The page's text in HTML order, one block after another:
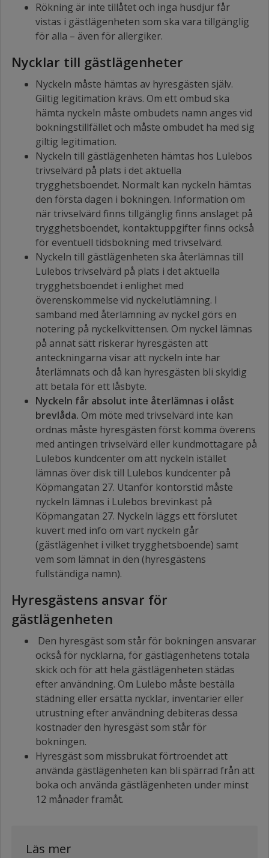
Rökning är inte tillåtet och inga husdjur får
vistas i gästlägenheten som ska vara tillgänglig
för alla – även för allergiker.
Nycklar till gästlägenheter
Nyckeln måste hämtas av hyresgästen själv.
Giltig legitimation krävs. Om ett ombud ska
hämta nyckeln måste ombudets namn anges vid
bokningstillfället och måste ombudet ha med sig
giltig legitimation.
Nyckeln till gästlägenheten hämtas hos Lulebos
trivselvärd på plats i det aktuella
trygghetsboendet. Normalt kan nyckeln hämtas
den första dagen i bokningen. Information om
när trivselvärd finns tillgänglig finns anslaget på
trygghetsboendet, kontaktuppgifter finns också
för eventuell tidsbokning med trivselvärd.
Nyckeln till gästlägenheten ska återlämnas till
Lulebos trivselvärd på plats i det aktuella
trygghetsboendet i enlighet med
överenskommelse vid nyckelutlämning. I
samband med återlämning av nyckel görs en
notering på nyckelkvittensen. Om nyckel lämnas
på annat sätt riskerar hyresgästen att
anteckningarna visar att nyckeln inte har
återlämnats och då kan hyresgästen bli skyldig
att betala för ett låsbyte.
Nyckeln får absolut inte återlämnas i olåst
brevlåda. Om möte med trivselvärd inte kan
ordnas måste hyresgästen först komma överens
med antingen trivselvärd eller kundmottagare på
Lulebos kundcenter om att nyckeln istället
lämnas över disk till Lulebos kundcenter på
Köpmangatan 27. Utanför kontorstid måste
nyckeln lämnas i Lulebos brevinkast på
Köpmangatan 27. Nyckeln läggs ett förslutet
kuvert med info om vart nyckeln går
(gästlägenhet i vilket trygghetsboende) samt
vem som lämnat in den (hyresgästens
fullständiga namn).
Hyresgästens ansvar för
gästlägenheten
Den hyresgäst som står för bokningen ansvarar
också för nycklarna, för gästlägenhetens totala
skick och för att hela gästlägenheten städas
efter användning. Om Lulebo måste beställa
städning eller ersätta nycklar, inventarier eller
utrustning efter användning debiteras dessa
kostnader den hyresgäst som står för
bokningen.
Hyresgäst som missbrukat förtroendet att
använda gästlägenheten kan bli spärrad från att
boka och använda gästlägenheten under minst
12 månader framåt.
Läs mer